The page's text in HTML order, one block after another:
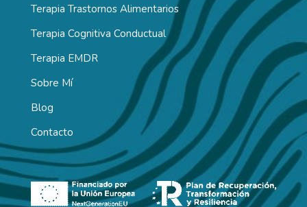
Terapia Trastornos Alimentarios
Terapia Cognitiva Conductual
Terapia EMDR
Sobre Mí
Blog
Contacto